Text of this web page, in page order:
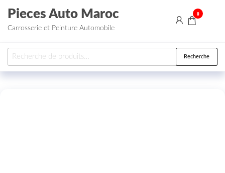
Aller au contenu
Pieces Auto Maroc
Carrosserie et Peinture Automobile
0
Recherche pour : Recherche